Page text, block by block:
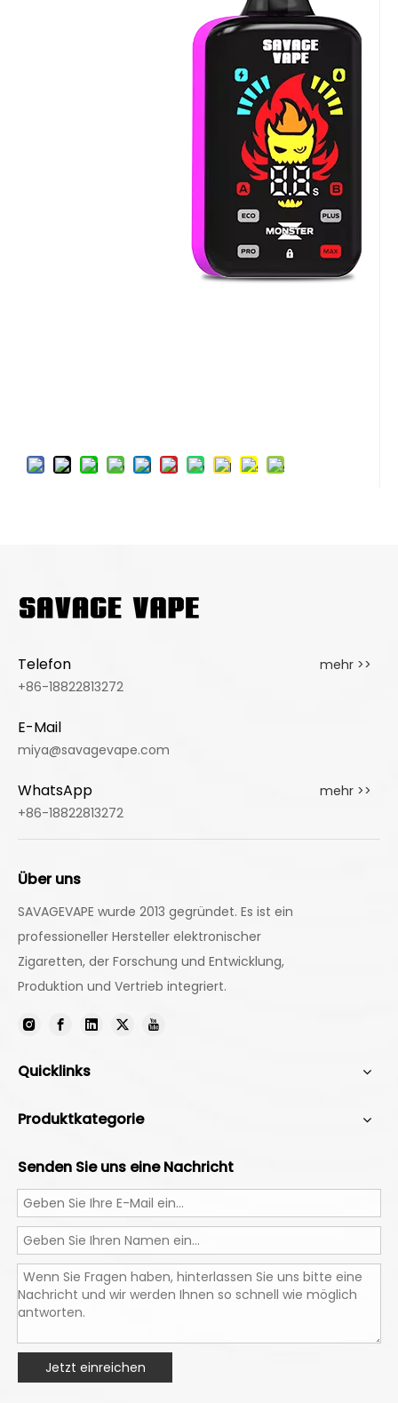
Telefon
mehr >>
+86-18822813272
E-Mail
miya@savagevape.com
WhatsApp
mehr >>
+86-18822813272
Über uns
SAVAGEVAPE wurde 2013 gegründet. Es ist ein
professioneller Hersteller elektronischer
Zigaretten, der Forschung und Entwicklung,
Produktion und Vertrieb integriert.
Quicklinks
Produktkategorie
Senden Sie uns eine Nachricht
Jetzt einreichen